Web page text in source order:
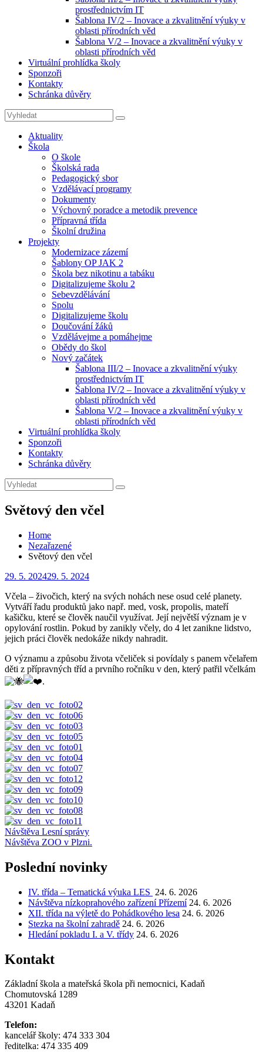
prostřednictvím IT
Šablona IV/2 – Inovace a zkvalitnění výuky v
oblasti přírodních věd
Šablona V/2 – Inovace a zkvalitnění výuky v
oblasti přírodních věd
Virtuální prohlídka školy
Sponzoři
Kontakty
Schránka důvěry
Search
for:
Search
Aktuality
Škola
O škole
Školská rada
Pedagogický sbor
Vzdělávací programy
Dokumenty
Výchovný poradce a metodik prevence
Přípravná třída
Školní družina
Projekty
Modernizace zázemí
Šablony OP JAK 2
Škola bez nikotinu a tabáku
Digitalizujeme školu 2
Sebevzdělávání
Spolu
Digitalizujeme školu
Doučování žáků
Vzdělávejme a pomáhejme
Obědy do škol
Nový začátek
Šablona III/2 – Inovace a zkvalitnění výuky
prostřednictvím IT
Šablona IV/2 – Inovace a zkvalitnění výuky v
oblasti přírodních věd
Šablona V/2 – Inovace a zkvalitnění výuky v
oblasti přírodních věd
Virtuální prohlídka školy
Sponzoři
Kontakty
Schránka důvěry
Search
for:
Search
Světový den včel
Home
Nezařazené
Světový den včel
Posted
29. 5. 202429. 5. 2024
Včela – živočich, který na svých nohách nese osud celé planety.
Vytváří řadu produktů jako např. med, vosk, propolis, mateří
kašičku, které se člověk naučil využívat. Její největší význam je v
opylování rostlin. Pokud by zanikly včely, do 4 let zanikne lidstvo,
jejich práci člověk nedokáže nikdy nahradit.
O významu a způsobu života včeliček si povídaly s panem včelařem
děti z přípravných tříd a prvního ročníku v den, který patřil včelkám
.
Navigace
pro
příspěvek
Návštěva Lesní správy
Návštěva ZOO v Plzni.
Poslední novinky
IV. třída – Tematická výuka LES 24. 6. 2026
Návštěva nízkoprahového zařízení Přízemí 24. 6. 2026
XII. třída na výletě do Pohádkového lesa 24. 6. 2026
Stezka na školní zahradě 24. 6. 2026
Hledání pokladu I. a V. třídy 24. 6. 2026
Kontakt
Základní škola a mateřská škola při nemocnici, Kadaň
Chomutovská 1289
43201 Kadaň
Telefon:
kancelář školy: 474 333 304
ředitelka: 474 335 409